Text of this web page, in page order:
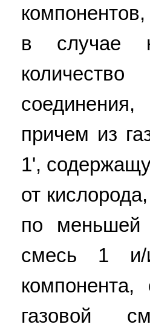
в случае
причем из
1',
от
по меньшей
смесь 1 и/
газовой